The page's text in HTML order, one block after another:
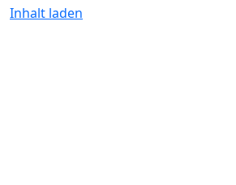
Inhalt laden